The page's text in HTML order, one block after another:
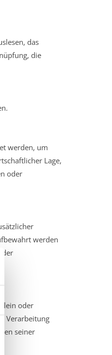
das
die
werden, um
Lage,
oder
werden
oder
Verarbeitung
seiner